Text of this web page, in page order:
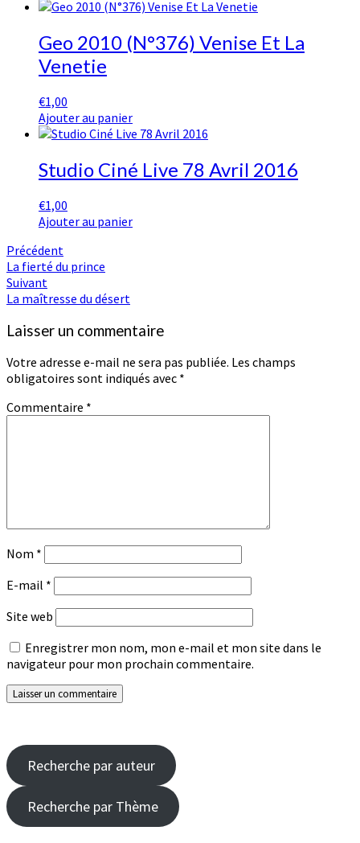
Geo 2010 (N°376) Venise Et La
Venetie
€1,00
Ajouter au panier
Studio Ciné Live 78 Avril 2016
€1,00
Ajouter au panier
Navigation
d'article
Précédent
La fierté du prince
Suivant
La maîtresse du désert
Laisser un commentaire
Votre adresse e-mail ne sera pas publiée. Les champs
obligatoires sont indiqués avec *
Commentaire *
Nom *
E-mail *
Site web
Enregistrer mon nom, mon e-mail et mon site dans le
navigateur pour mon prochain commentaire.
Recherche par auteur
Recherche par Thème